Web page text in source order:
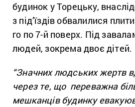
будинок у Торецьку,
з під’їздів обвалилися
го по 7-й поверх. Під
людей, зокрема двоє дітей.
“Значних людських жертв
через те, що переважна
мешканців будинку